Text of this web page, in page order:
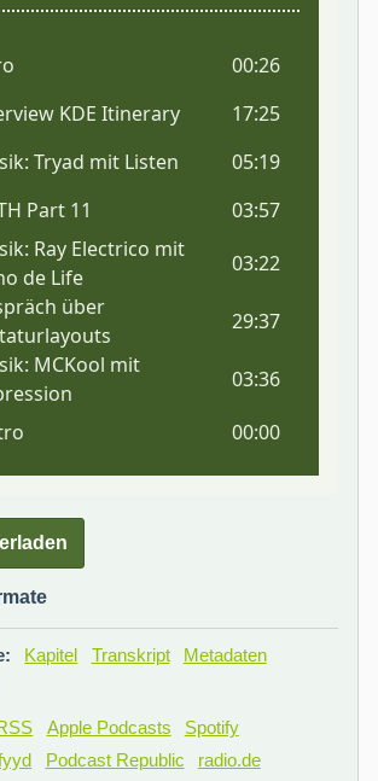
Kapitel Transkript
Metadaten
Apple Podcasts
Spotify
Podcast Republic
radio.de